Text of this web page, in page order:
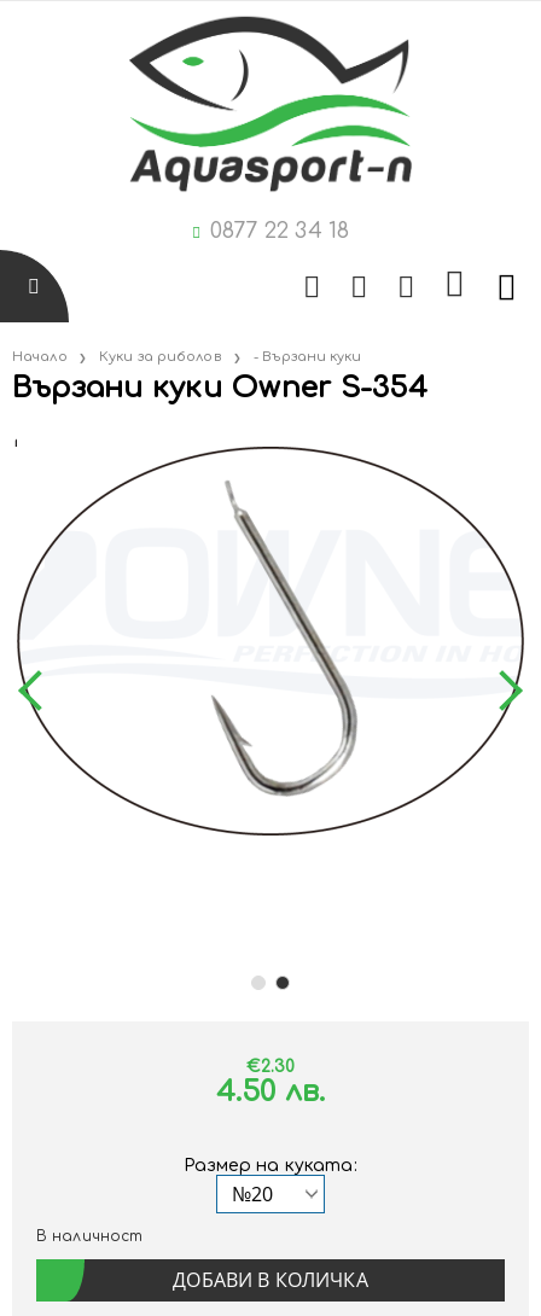
0877 22 34 18
Начало Куки за риболов - Вързани куки
Вързани куки Owner S-354
€2.30
4.50 лв.
Размер на куката:
В наличност